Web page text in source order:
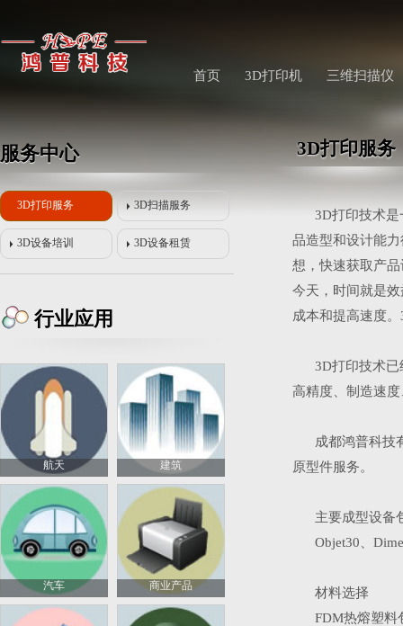
首页 3D打印机 三维扫描仪
服务中心
3D打印服务 3D扫描服务
3D设备培训 3D设备租赁
行业应用
航天 建筑
汽车 商业产品
3D打印服务
3D打印技术是
品造型和设计能
想，快速获取产
今天，时间就是
成本和提高速度
3D打印技术
高精度、制造速
成都鸿普科技
原型件服务。
主要成型设备
Objet30、
材料选择
FDM热熔塑料